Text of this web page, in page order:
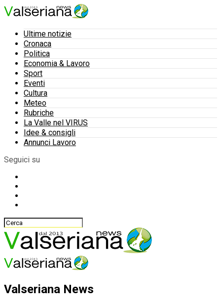
Ultime notizie
Cronaca
Politica
Economia & Lavoro
Sport
Eventi
Cultura
Meteo
Rubriche
La Valle nel VIRUS
Idee & consigli
Annunci Lavoro
Seguici su
Valseriana News